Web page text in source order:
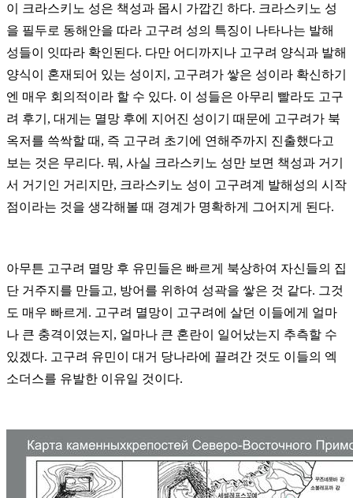
이 크라스키노 성은 책성과 몹시 가깝긴 하다. 크라스키노 성
을 필두로 동해안을 따라 고구려 성의 특징이 나타나는 발해
성들이 잇따라 확인된다. 다만 어디까지나 고구려 양식과 발해
양식이 혼재되어 있는 성이지, 고구려가 쌓은 성이라 확신하기
엔 매우 회의적이라 할 수 있다. 이 성들은 아무리 빨라도 고구
려 후기, 대게는 멸망 후에 지어진 성이기 때문에 고구려가 북
옥저를 쓱싹할 때, 즉 고구려 초기에 연해주까지 진출했다고
보는 것은 무리다. 뭐, 사실 크라스키노 성만 보면 책성과 거기
서 거기인 거리지만, 크라스키노 성이 고구려계 발해성의 시작
점이라는 것을 생각해볼 때 경계가 명확하게 그어지게 된다.
아무튼 고구려 멸망 후 유민들은 빠르게 북상하여 자신들의 집
단 거주지를 만들고, 방어를 위하여 성곽을 쌓은 것 같다. 그것
도 매우 빠르게. 고구려 멸망이 고구려에 살던 이들에게 얼마
나 큰 충격이였는지, 얼마나 큰 혼란이 일어났는지 추측할 수
있겠다. 고구려 유민이 대거 당나라에 끌려간 것도 이들의 엑
소더스를 유발한 이유일 것이다.